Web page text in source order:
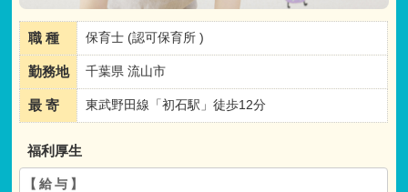
職 種 保育士 (認可保育所 )
勤務地 千葉県 流山市
最 寄 東武野田線「初石駅」徒歩12分
福利厚生
【給与】